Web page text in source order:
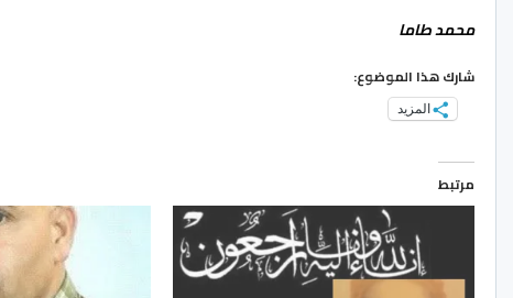
محمد طاما
شارك هذا الموضوع:
المزيد
مرتبط